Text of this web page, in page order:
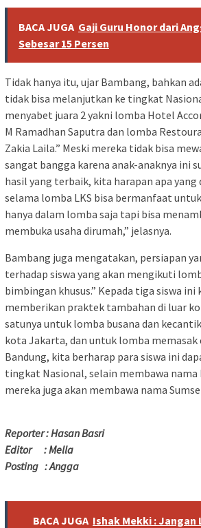
BACA JUGA Gaji Guru Honor dari
Sebesar 15 Persen
Tidak hanya itu, ujar Bambang, bahkan
tidak bisa melanjutkan ke tingkat
menyabet juara 2 yakni lomba Hotel
M Ramadhan Saputra dan lomba
Zakia Laila.” Meski mereka tidak bisa
sangat bangga karena anak-anaknya ini
hasil yang terbaik, kita harapan apa yang
selama lomba LKS bisa bermanfaat
hanya dalam lomba saja tapi bisa
membuka usaha dirumah,” jelasnya.
Bambang juga mengatakan, persiapan
terhadap siswa yang akan mengikuti
bimbingan khusus.” Kepada tiga siswa ini
memberikan praktek tambahan di luar
satunya untuk lomba busana dan
kota Jakarta, dan untuk lomba
Bandung, kita berharap para siswa ini
tingkat Nasional, selain membawa nama
mereka juga akan membawa nama
Reporter : Hasan Basri
Editor : Mella
Posting : Angga
BACA JUGA Ishak Mekki : Jangan